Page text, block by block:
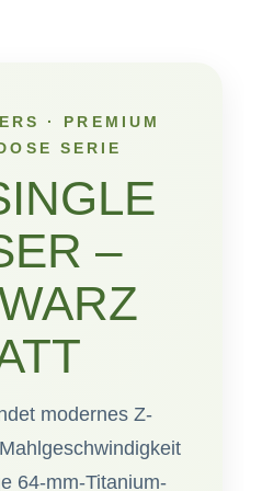
· PREMIUM
SERIE
–
modernes Z-
64-mm-Titanium-